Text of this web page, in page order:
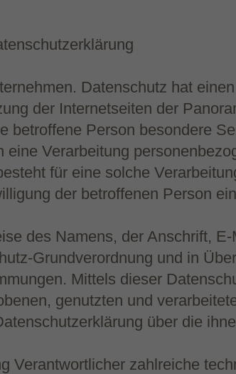
Datenschutz hat
der Internetseiten der
Person besondere
Verarbeitung
für eine solche
der betroffenen Person
des Namens, der Anschrift,
Grundverordnung und in
Mittels dieser
genutzten und
über die
Verantwortlicher zahlreiche